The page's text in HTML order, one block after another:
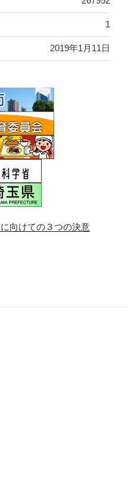
1
2019年1月11日
向けての３つの決意